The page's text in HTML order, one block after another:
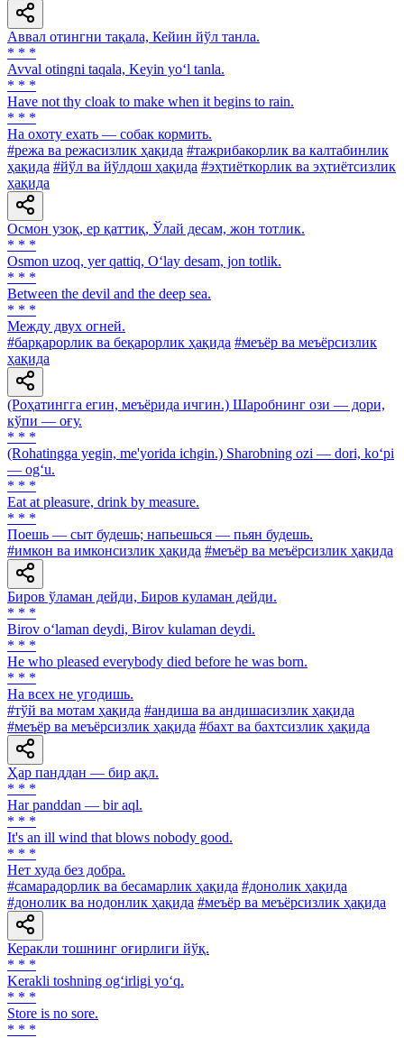
Аввал отингни тақала, Кейин йўл танла.
* * *
Avval otingni taqala, Keyin yo‘l tanla.
* * *
Have not thy cloak to make when it begins to rain.
* * *
Ha охоту ехать — собак кормить.
#режа ва режасизлик ҳақида #тажрибакорлик ва калтабинлик
ҳақида #йўл ва йўлдош ҳақида #эҳтиёткорлик ва эҳтиётсизлик
ҳақида
Осмон узоқ, ер қаттиқ, Ўлай десам, жон тотлик.
* * *
Osmon uzoq, yer qattiq, O‘lay desam, jon totlik.
* * *
Between the devil and the deep sea.
* * *
Между двух огней.
#барқарорлик ва беқарорлик ҳақида #меъёр ва меъёрсизлик
ҳақида
(Роҳатингга егин, меъёрида ичгин.) Шаробнинг ози — дори,
кўпи — оғу.
* * *
(Rohatingga yegin, me'yorida ichgin.) Sharobning ozi — dori, ko‘pi
— og‘u.
* * *
Eat at pleasure, drink by measure.
* * *
Поешь — сыт будешь; напьешься — пьян будешь.
#имкон ва имконсизлик ҳақида #меъёр ва меъёрсизлик ҳақида
Биров ўламан дейди, Биров куламан дейди.
* * *
Birov o‘laman deydi, Birov kulaman deydi.
* * *
He who pleased everybody died before he was born.
* * *
На всех не угодишь.
#тўй ва мотам ҳақида #андиша ва андишасизлик ҳақида
#меъёр ва меъёрсизлик ҳақида #бахт ва бахтсизлик ҳақида
Ҳар панддан — бир ақл.
* * *
Har panddan — bir aql.
* * *
It's an ill wind that blows nobody good.
* * *
Нет худа без добра.
#самарадорлик ва бесамарлик ҳақида #донолик ҳақида
#донолик ва нодонлик ҳақида #меъёр ва меъёрсизлик ҳақида
Керакли тошнинг оғирлиги йўқ.
* * *
Kerakli toshning og‘irligi yo‘q.
* * *
Store is no sore.
* * *